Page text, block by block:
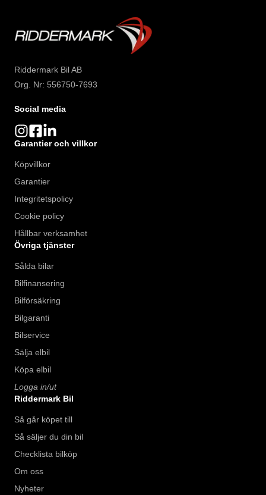
Riddermark Bil AB
Org. Nr: 556750-7693
Social media
Garantier och villkor
Köpvillkor
Garantier
Integritetspolicy
Cookie policy
Hållbar verksamhet
Övriga tjänster
Sålda bilar
Bilfinansering
Bilförsäkring
Bilgaranti
Bilservice
Sälja elbil
Köpa elbil
Logga in/ut
Riddermark Bil
Så går köpet till
Så säljer du din bil
Checklista bilköp
Om oss
Nyheter